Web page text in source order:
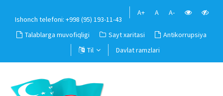
Ishonch telefoni: +998 (95) 193-11-43
A+ A A-
Talablarga muvofiqligi Sayt xaritasi
Antikorrupsiya
Til
Davlat ramzlari